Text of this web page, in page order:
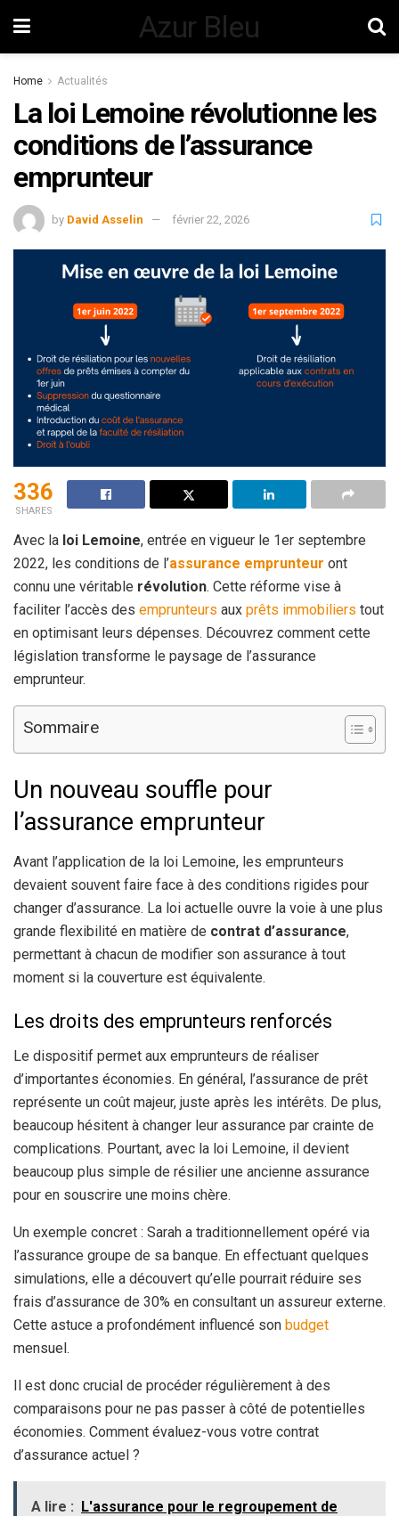
Azur Bleu
Home Actualités
La loi Lemoine révolutionne les
conditions de l’assurance
emprunteur
by David Asselin février 22, 2026
336
SHARES
Avec la loi Lemoine, entrée en vigueur le 1er septembre
2022, les conditions de l’assurance emprunteur ont
connu une véritable révolution. Cette réforme vise à
faciliter l’accès des emprunteurs aux prêts immobiliers tout
en optimisant leurs dépenses. Découvrez comment cette
législation transforme le paysage de l’assurance
emprunteur.
Sommaire
Un nouveau souffle pour
l’assurance emprunteur
Avant l’application de la loi Lemoine, les emprunteurs
devaient souvent faire face à des conditions rigides pour
changer d’assurance. La loi actuelle ouvre la voie à une plus
grande flexibilité en matière de contrat d’assurance,
permettant à chacun de modifier son assurance à tout
moment si la couverture est équivalente.
Les droits des emprunteurs renforcés
Le dispositif permet aux emprunteurs de réaliser
d’importantes économies. En général, l’assurance de prêt
représente un coût majeur, juste après les intérêts. De plus,
beaucoup hésitent à changer leur assurance par crainte de
complications. Pourtant, avec la loi Lemoine, il devient
beaucoup plus simple de résilier une ancienne assurance
pour en souscrire une moins chère.
Un exemple concret : Sarah a traditionnellement opéré via
l’assurance groupe de sa banque. En effectuant quelques
simulations, elle a découvert qu’elle pourrait réduire ses
frais d’assurance de 30% en consultant un assureur externe.
Cette astuce a profondément influencé son budget
mensuel.
Il est donc crucial de procéder régulièrement à des
comparaisons pour ne pas passer à côté de potentielles
économies. Comment évaluez-vous votre contrat
d’assurance actuel ?
A lire : L'assurance pour le regroupement de